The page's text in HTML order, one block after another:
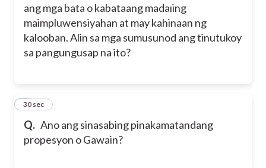
ang mga bata o kabataang madaıing
maimpluwensiyahan at may kahinaan ng
kalooban. Alin sa mga sumusunod ang tinutukoy
sa pangungusap na ito?
Q. Ano ang sinasabing pinakamatandang
propesyon o Gawain?
4
30 sec